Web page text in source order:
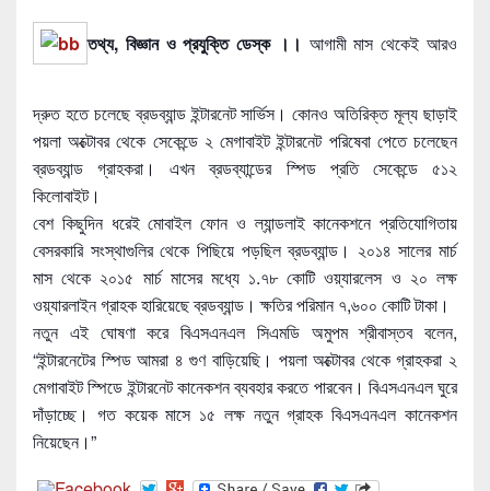
তথ্য, বিজ্ঞান ও প্রযুক্তি ডেস্ক ।। আগামী মাস থেকেই আরও
দ্রুত হতে চলেছে ব্রডব্যান্ড ইন্টারনেট সার্ভিস। কোনও অতিরিক্ত মূল্য ছাড়াই
পয়লা অক্টোবর থেকে সেকেন্ডে ২ মেগাবাইট ইন্টারনেট পরিষেবা পেতে চলেছেন
ব্রডব্যান্ড গ্রাহকরা। এখন ব্রডব্যান্ডের স্পিড প্রতি সেকেন্ডে ৫১২
কিলোবাইট।
বেশ কিছুদিন ধরেই মোবাইল ফোন ও ল্যান্ডলাই কানেকশনে প্রতিযোগিতায়
বেসরকারি সংস্থাগুলির থেকে পিছিয়ে পড়ছিল ব্রডব্যান্ড। ২০১৪ সালের মার্চ
মাস থেক ে ২০১৫ মার্চ মাসের মধ্যে ১.৭৮ কোটি ওয়্যারলেস ও ২০ লক্ষ
ওয়্যারলাইন গ্রাহক হারিয়েছে ব্রডব্যান্ড। ক্ষতির পরিমান ৭,৬০০ কোটি টাকা।
নতুন এই ঘোষণা করে বিএসএনএল সিএমডি অমুপম শ্রীবাস্তব বলেন,
“ইন্টারনেটের স্পিড আমরা ৪ গুণ বাড়িয়েছি। পয়লা অক্টোবর থেকে গ্রাহকরা ২
মেগাবাইট স্পিডে ইন্টারনেট কানেকশন ব্যবহার করতে পারবেন। বিএসএনএল ঘুরে
দাঁড়াচ্ছে। গত কয়েক মাসে ১৫ লক্ষ নতুন গ্রাহক বিএসএনএল কানেকশন
নিয়েছেন।”